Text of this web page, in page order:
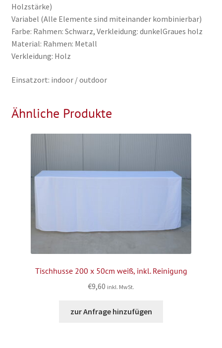
Holzstärke)
Variabel (Alle Elemente sind miteinander kombinierbar)
Farbe: Rahmen: Schwarz, Verkleidung: dunkelGraues holz
Material: Rahmen: Metall
Verkleidung: Holz
Einsatzort: indoor / outdoor
Ähnliche Produkte
Tischhusse 200 x 50cm weiß, inkl. Reinigung
€9,60 inkl. MwSt.
zur Anfrage hinzufügen